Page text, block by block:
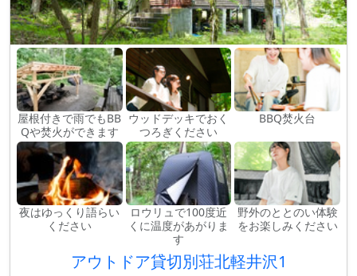
屋根付きで雨でもBB
Qや焚火ができます
ウッドデッキでおく
つろぎください
BBQ焚火台
夜はゆっくり語らい
ください
ロウリュで100度近
くに温度があがりま
す
野外のととのい体験
をお楽しみください
アウトドア貸切別荘北軽井沢1